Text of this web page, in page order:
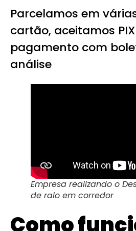
Parcelamos em
cartão, aceitamos
pagamento com
análise
Empresa realizando o
de ralo em corredor
Como